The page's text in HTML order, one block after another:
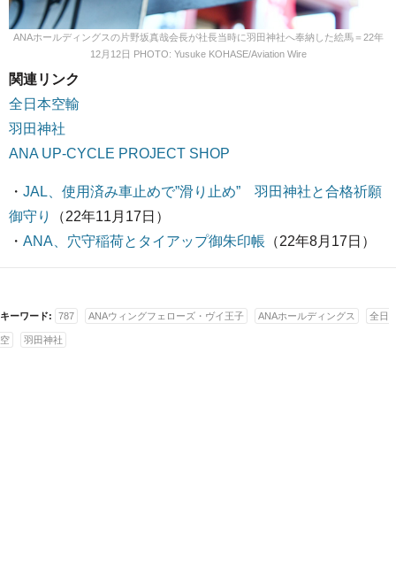
ANAホールディングスの片野坂真哉会長が社長当時に羽田神社へ奉納した絵馬＝22年
12月12日 PHOTO: Yusuke KOHASE/Aviation Wire
関連リンク
全日本空輸
羽田神社
ANA UP-CYCLE PROJECT SHOP
・ JAL、使用済み車止めで”滑り止め” 羽田神社と合格祈願
御守り
（22年11月17日）
・ ANA、穴守稲荷とタイアップ御朱印帳 （22年8月17日）
キーワード: 787 ANAウィングフェローズ・ヴイ王子 ANAホールディングス 全日
空 羽田神社